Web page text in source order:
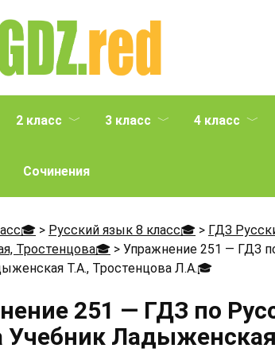
2 класс 3 класс 4 класс
Сочинения
> Русский язык 8 класс🎓 > ГДЗ
Тростенцова🎓 > Упражнение 251 — ГДЗ
Т.А., Тростенцова Л.А.🎓
251 — ГДЗ по
Учебник